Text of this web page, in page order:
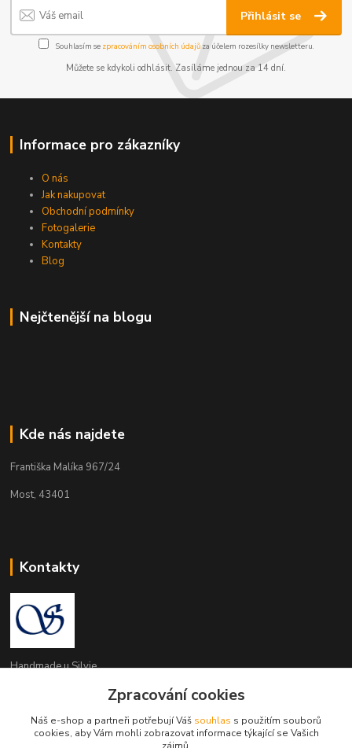
Přihlásit se
Souhlasím se zpracováním osobních údajůza účelem rozesílky newsletteru.
Můžete se kdykoli odhlásit. Zasíláme jednou za 14 dní.
Informace pro zákazníky
O nás
Jak nakupovat
Obchodní podmínky
Fotogalerie
Kontakty
Blog
Nejčtenější na blogu
Kde nás najdete
Františka Malíka 967/24
Most, 43401
Kontakty
Handmade u Silvie
+420 737 983 314
handmade.usilvie@email.cz
Zpracování cookies
Náš e-shop a partneři potřebují Váš souhlas s použitím souborů
cookies, aby Vám mohli zobrazovat informace týkající se Vašich